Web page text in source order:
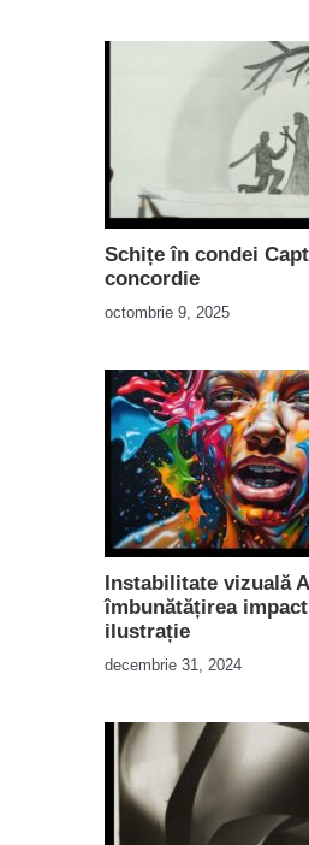
Schițe în condei
concordie
octombrie 9, 2025
Instabilitate vizuală
îmbunătățirea
ilustrație
decembrie 31, 2024